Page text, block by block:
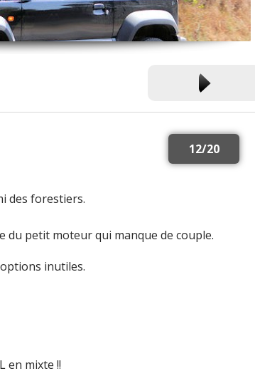
12/20
des forestiers.
du petit moteur qui manque de couple.
inutiles.
en mixte !!